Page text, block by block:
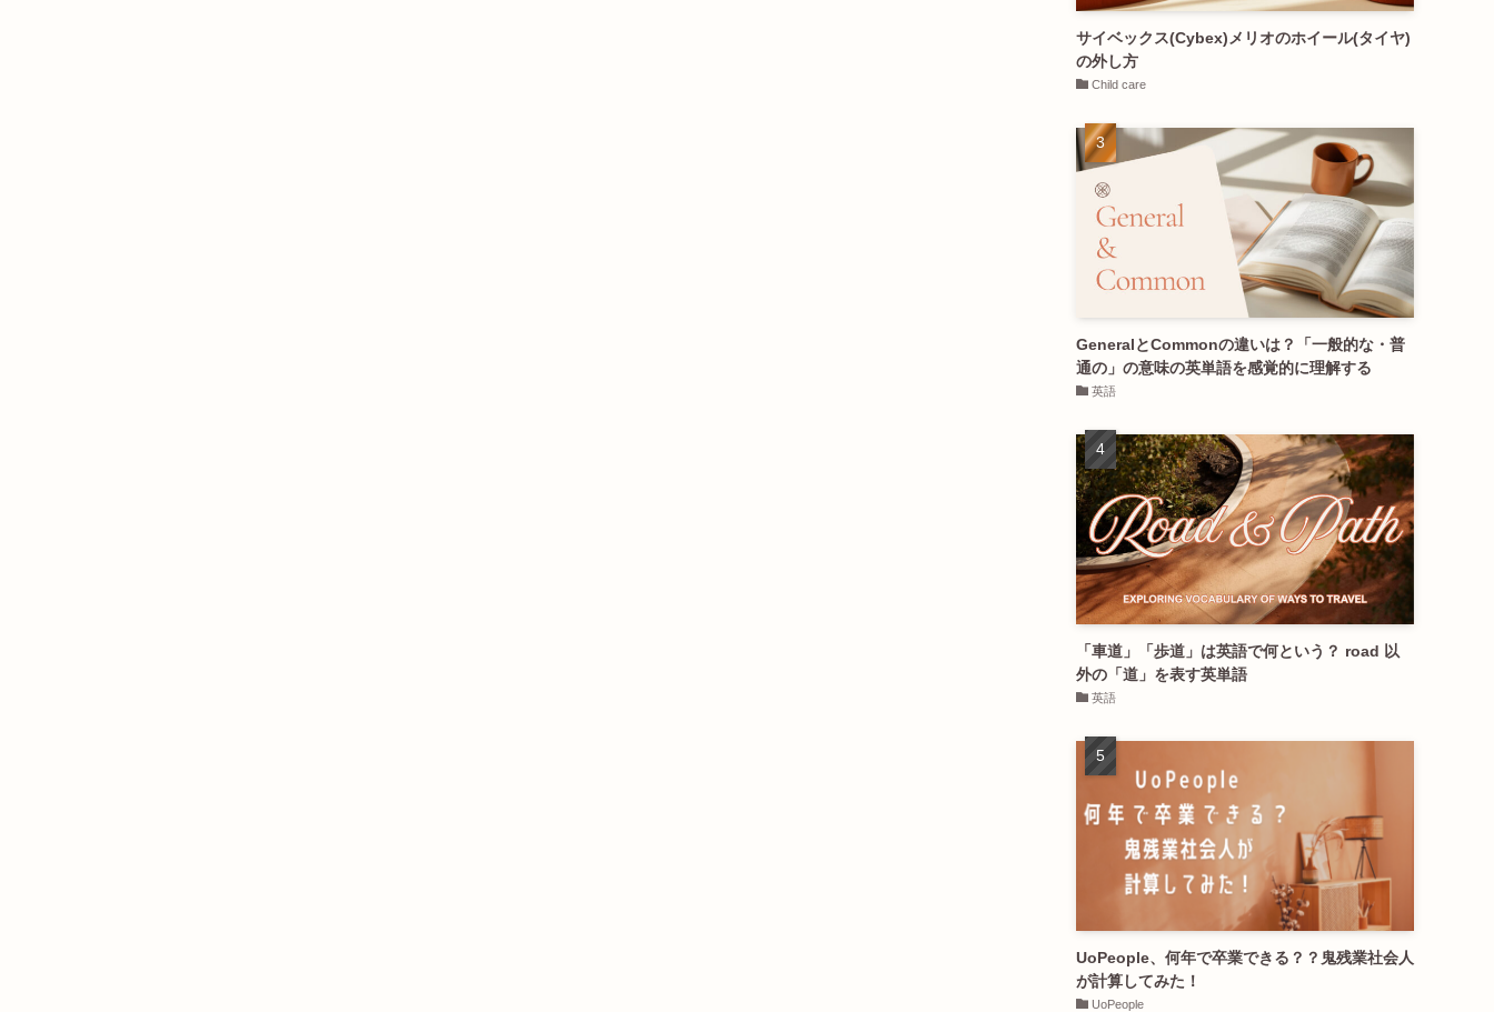
サイベックス(Cybex)メリオのホイール(タイヤ)
の外し方
Child care
GeneralとCommonの違いは？「一般的な・普
通の」の意味の英単語を感覚的に理解する
英語
「車道」「歩道」は英語で何という？ road 以
外の「道」を表す英単語
英語
UoPeople、何年で卒業できる？？鬼残業社会人
が計算してみた！
UoPeople